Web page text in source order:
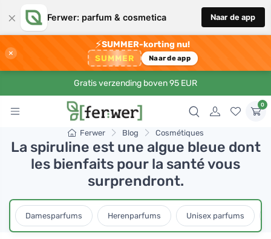
× Ferwer: parfum & cosmetica Naar de app
×
⚡SUMMER-korting nu!
SUMMER Naar de app
Gratis verzending boven 95 EUR
0
Ferwer Blog Cosmétiques
La spiruline est une algue bleue dont
les bienfaits pour la santé vous
surprendront.
Damesparfums Herenparfums Unisex parfums